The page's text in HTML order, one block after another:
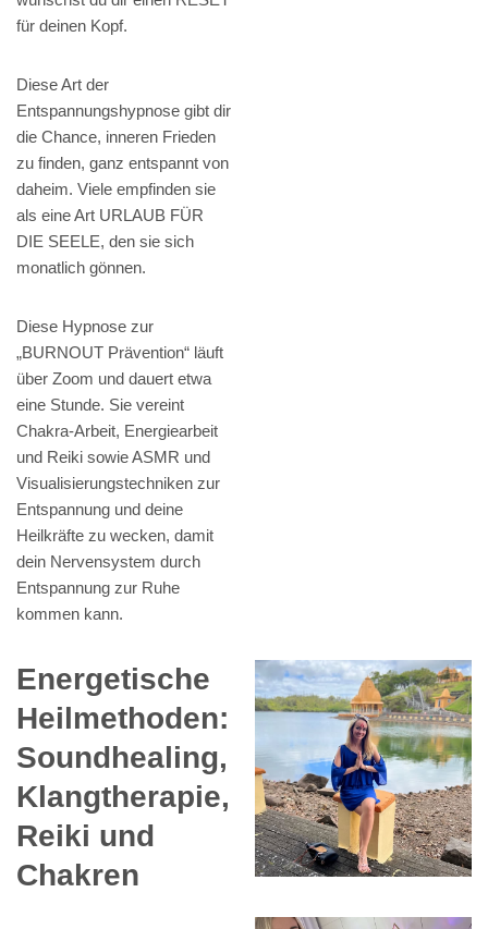
für deinen Kopf.
Diese Art der
Entspannungshypnose gibt dir
die Chance, inneren Frieden
zu finden, ganz entspannt von
daheim. Viele empfinden sie
als eine Art URLAUB FÜR
DIE SEELE, den sie sich
monatlich gönnen.
Diese Hypnose zur
„BURNOUT Prävention“ läuft
über Zoom und dauert etwa
eine Stunde. Sie vereint
Chakra-Arbeit, Energiearbeit
und Reiki sowie ASMR und
Visualisierungstechniken zur
Entspannung und deine
Heilkräfte zu wecken, damit
dein Nervensystem durch
Entspannung zur Ruhe
kommen kann.
Energetische
Heilmethoden:
Soundhealing,
Klangtherapie,
Reiki und
Chakren